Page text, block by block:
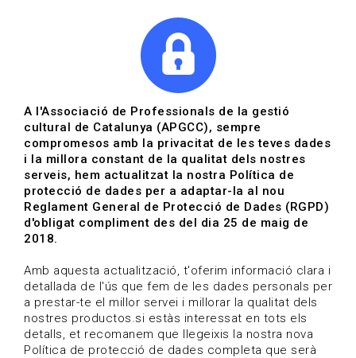
Actualitza't
Vols estar al dia?
HOME / BLOG
Estigues al dia
Convocatòries, activitats i notícies del sector de la
cultura.
A l'Associació de Professionals de la gestió
cultural de Catalunya (APGCC), sempre
compromesos amb la privacitat de les teves dades
i la millora constant de la qualitat dels nostres
serveis, hem actualitzat la nostra Política de
protecció de dades per a adaptar-la al nou
Reglament General de Protecció de Dades (RGPD)
d'obligat compliment des del dia 25 de maig de
2018.
Amb aquesta actualització, t'oferim informació clara i
detallada de l'ús que fem de les dades personals per
a prestar-te el millor servei i millorar la qualitat dels
nostres productos.si estàs interessat en tots els
detalls, et recomanem que llegeixis la nostra nova
Política de protecció de dades completa que serà